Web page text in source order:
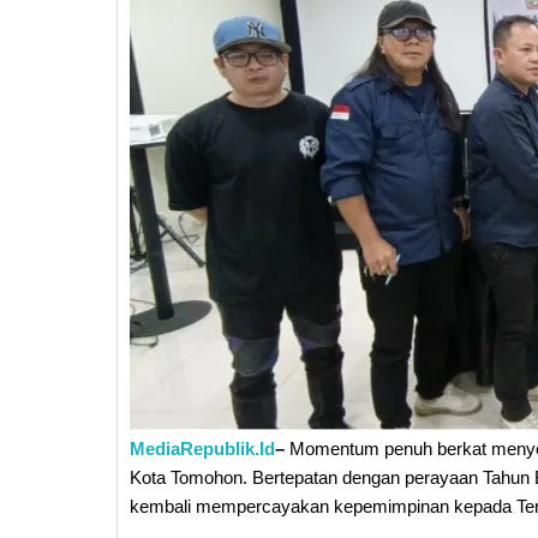
MediaRepublik.Id– Momentum penuh berkat
Kota Tomohon. Bertepatan dengan perayaan
kembali mempercayakan kepemimpinan kepada